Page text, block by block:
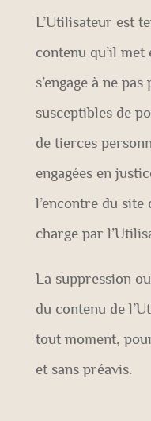
L’Utilisateur est
contenu qu’il met
s’engage à ne
susceptibles de
de tierces
engagées en
l’encontre du
charge par
La suppression
du contenu de
tout moment,
et sans préavis.